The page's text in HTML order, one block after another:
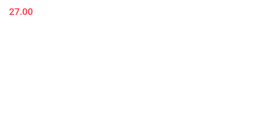
27.00